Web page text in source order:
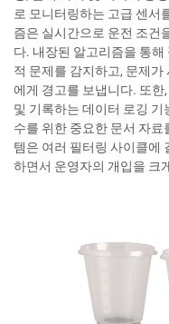
로 모니터링하는 고급 센서
즘은 실시간으로 운전 조건
다. 내장된 알고리즘을 통
적 문제를 감지하고, 문제
에게 경고를 보냅니다. 또한
및 기록하는 데이터 로깅
수를 위한 중요한 문서 자
템은 여러 필터링 사이클에
하면서 운영자의 개입을 크